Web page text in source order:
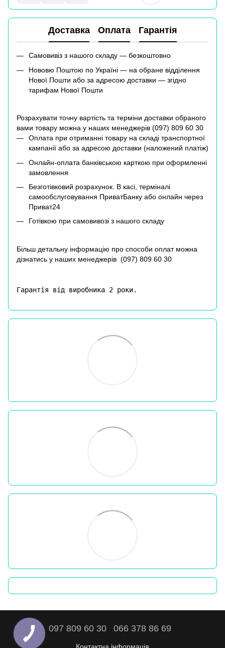
Доставка Оплата Гарантія
Самовивіз з нашого складу — безкоштовно
Нововю Поштою по Україні — на обране відділення
Нової Пошти або за адресою доставки — згідно
тарифам Нової Пошти
Розрахувати точну вартість та терміни доставки обраного
вами товару можна у наших менеджерів (097) 809 60 30
Оплата при отриманні товару на складі транспортної
кампанії або за адресою доставки (наложений платіж)
Онлайн-оплата банківською карткою при оформленні
замовлення
Безготівковий розрахунок. В касі, терміналі
самообслуговування ПриватБанку або онлайн через
Приват24
Готівкою при самовивозі з нашого складу
Більш детальну інформацію про способи оплат можна
дізнатись у наших менеджерів (097) 809 60 30
Гарантія від виробника 2 роки.
097 809 60 30 066 378 86 69
Контактна інформація